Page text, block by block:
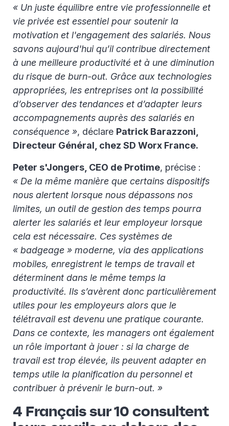
« Un juste équilibre entre vie professionnelle et
vie privée est essentiel pour soutenir la
motivation et l'engagement des salariés. Nous
savons aujourd'hui qu’il contribue directement
à une meilleure productivité et à une diminution
du risque de burn-out. Grâce aux technologies
appropriées, les entreprises ont la possibilité
d’observer des tendances et d’adapter leurs
accompagnements auprès des salariés en
conséquence », déclare Patrick Barazzoni,
Directeur Général, chez SD Worx France.
Peter s'Jongers, CEO de Protime, précise :
« De la même manière que certains dispositifs
nous alertent lorsque nous dépassons nos
limites, un outil de gestion des temps pourra
alerter les salariés et leur employeur lorsque
cela est nécessaire. Ces systèmes de
« badgeage » moderne, via des applications
mobiles, enregistrent le temps de travail et
déterminent dans le même temps la
productivité. Ils s’avèrent donc particulièrement
utiles pour les employeurs alors que le
télétravail est devenu une pratique courante.
Dans ce contexte, les managers ont également
un rôle important à jouer : si la charge de
travail est trop élevée, ils peuvent adapter en
temps utile la planification du personnel et
contribuer à prévenir le burn-out. »
4 Français sur 10 consultent